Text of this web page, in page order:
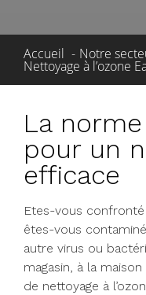
Accueil Notre
Nettoyage à l’ozone
La
pour un
efficace
Etes-vous
êtes-vous
autre virus ou
magasin, à la
de nettoyage à